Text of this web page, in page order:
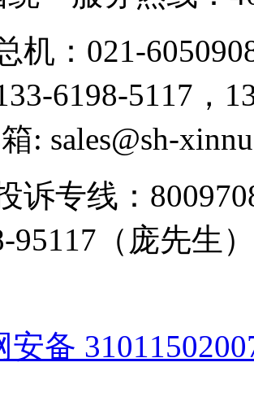
机：021-
6198-5117，
: sales@sh-
诉专线：
95117（庞先生）
安备